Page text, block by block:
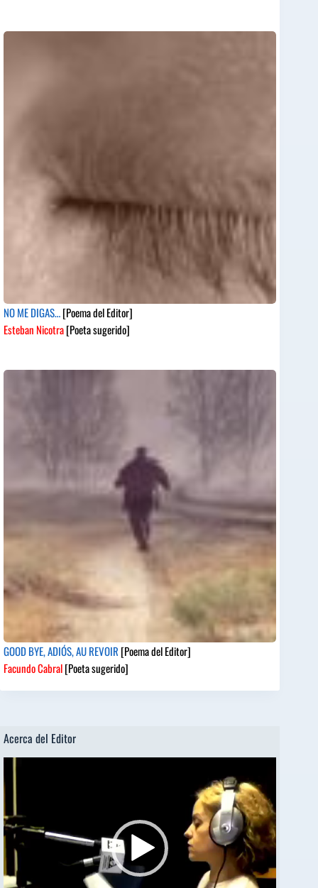
NO ME DIGAS…[Poema del Editor]
Esteban Nicotra[Poeta sugerido]
GOOD BYE, ADIÓS, AU REVOIR [Poema del Editor]
Facundo Cabral[Poeta sugerido]
Acerca del Editor
de
vídeo